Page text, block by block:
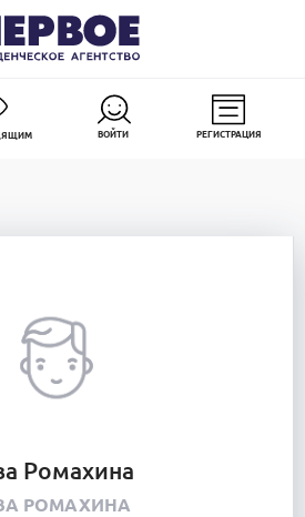
ВОЙТИ РЕГИСТРАЦИЯ
Ромахина
РОМАХИНА